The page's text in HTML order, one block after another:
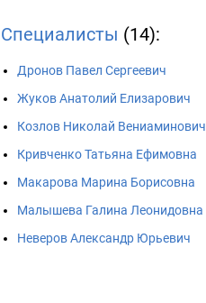
Специалисты (14):
Дронов Павел Сергеевич
Жуков Анатолий Елизарович
Козлов Николай Вениаминович
Кривченко Татьяна Ефимовна
Макарова Марина Борисовна
Малышева Галина Леонидовна
Неверов Александр Юрьевич